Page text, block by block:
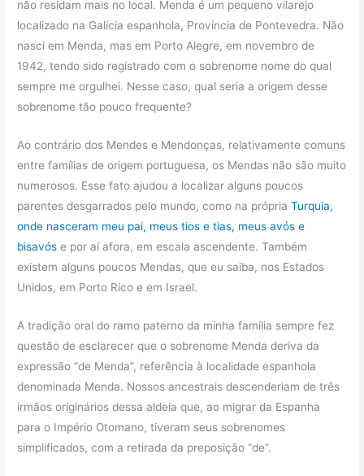
não residam mais no local. Menda é um pequeno vilarejo
localizado na Galícia espanhola, Província de Pontevedra. Não
nasci em Menda, mas em Porto Alegre, em novembro de
1942, tendo sido registrado com o sobrenome nome do qual
sempre me orgulhei. Nesse caso, qual seria a origem desse
sobrenome tão pouco frequente?
Ao contrário dos Mendes e Mendonças, relativamente comuns
entre famílias de origem portuguesa, os Mendas não são muito
numerosos. Esse fato ajudou a localizar alguns poucos
parentes desgarrados pelo mundo, como na própriaTurquia,
onde nasceram meu pai, meus tios e tias, meus avós e
bisavós e por aí afora, em escala ascendente. Também
existem alguns poucos Mendas, que eu saiba, nos Estados
Unidos, em Porto Rico e em Israel.
A tradição oral do ramo paterno da minha família sempre fez
questão de esclarecer que o sobrenome Menda deriva da
expressão “de Menda”, referência à localidade espanhola
denominada Menda. Nossos ancestrais descenderiam de três
irmãos originários dessa aldeia que, ao migrar da Espanha
para o Império Otomano, tiveram seus sobrenomes
simplificados, com a retirada da preposição “de”.